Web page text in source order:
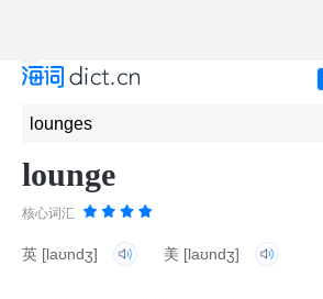
lounge
核心词汇
英 [laʊndʒ] 美 [laʊndʒ]